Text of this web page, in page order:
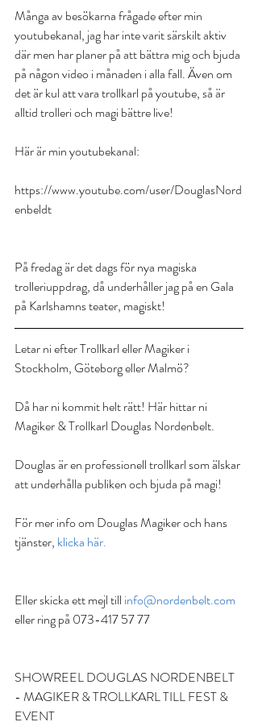
Många av besökarna frågade efter min
youtubekanal, jag har inte varit särskilt aktiv
där men har planer på att bättra mig och bjuda
på någon video i månaden i alla fall. Även om
det är kul att vara trollkarl på youtube, så är
alltid trolleri och magi bättre live!
Här är min youtubekanal:
https://www.youtube.com/user/DouglasNord
enbeldt
På fredag är det dags för nya magiska
trolleriuppdrag, då underhåller jag på en Gala
på Karlshamns teater, magiskt!
Letar ni efter Trollkarl eller Magiker i
Stockholm, Göteborg eller Malmö?
Då har ni kommit helt rätt! Här hittar ni
Magiker & Trollkarl Douglas Nordenbelt.
Douglas är en professionell trollkarl som älskar
att underhålla publiken och bjuda på magi!
För mer info om Douglas Magiker och hans
tjänster, klicka här.
Eller skicka ett mejl till info@nordenbelt.com
eller ring på 073-417 57 77
SHOWREEL DOUGLAS NORDENBELT
- MAGIKER & TROLLKARL TILL FEST &
EVENT